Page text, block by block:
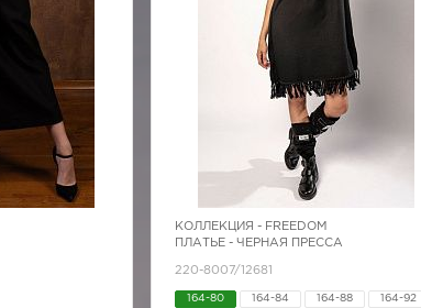
КОЛЛЕКЦИЯ - FREEDOM
ПЛАТЬЕ - ЧЕРНАЯ ПРЕССА
220-8007/12681
164-80 164-84 164-88 164-92